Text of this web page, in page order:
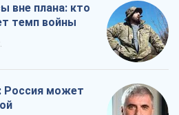
вне плана: кто
темп войны
Россия может